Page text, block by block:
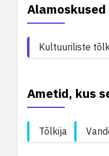
Alamoskused
Kultuuriliste
Ametid, kus
Tõlkija